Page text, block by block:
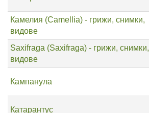
Камелия (Camellia) - грижи, снимки,
видове
Saxifraga (Saxifraga) - грижи, снимки,
видове
Кампанула
Катарантус